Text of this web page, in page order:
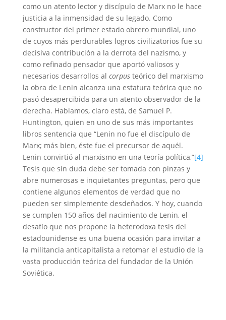
como un atento lector y discípulo de Marx no le hace
justicia a la inmensidad de su legado. Como
constructor del primer estado obrero mundial, uno
de cuyos más perdurables logros civilizatorios fue su
decisiva contribución a la derrota del nazismo, y
como refinado pensador que aportó valiosos y
necesarios desarrollos al corpusteórico del marxismo
la obra de Lenin alcanza una estatura teórica que no
pasó desapercibida para un atento observador de la
derecha. Hablamos, claro está, de Samuel P.
Huntington, quien en uno de sus más importantes
libros sentencia que “Lenin no fue el discípulo de
Marx; más bien, éste fue el precursor de aquél.
Lenin convirtió al marxismo en una teoría política,”[4]
Tesis que sin duda debe ser tomada con pinzas y
abre numerosas e inquietantes preguntas, pero que
contiene algunos elementos de verdad que no
pueden ser simplemente desdeñados. Y hoy, cuando
se cumplen 150 años del nacimiento de Lenin, el
desafío que nos propone la heterodoxa tesis del
estadounidense es una buena ocasión para invitar a
la militancia anticapitalista a retomar el estudio de la
vasta producción teórica del fundador de la Unión
Soviética.